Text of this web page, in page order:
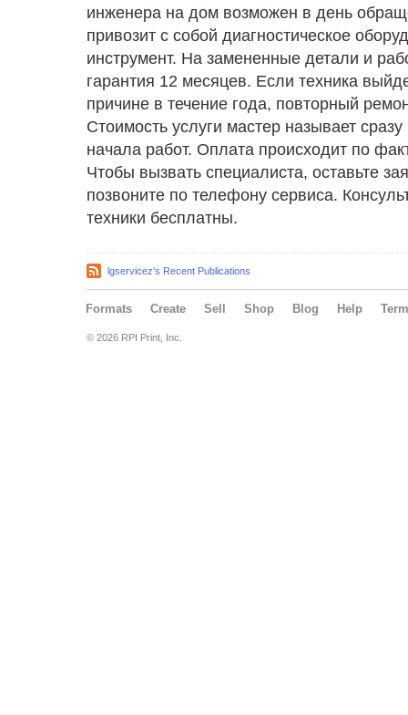
инженера на дом возможен в день
привозит с собой диагностическое
инструмент. На замененные детали и
гарантия 12 месяцев. Если техника
причине в течение года, повторный
Стоимость услуги мастер называет
начала работ. Оплата происходит по
Чтобы вызвать специалиста, оставьте
позвоните по телефону сервиса.
техники бесплатны.
lgservicez's Recent Publications
Formats Create Sell Shop Blog Help
© 2026 RPI Print, Inc.